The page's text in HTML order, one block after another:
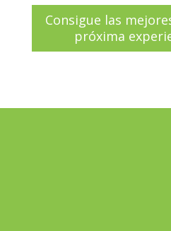
Consigue las
próxima